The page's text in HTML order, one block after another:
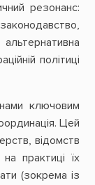
резонанс:
політиці
ключовим
Цей
відомств
практиці їх
(зокрема із